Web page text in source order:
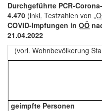
Durchgeführte PCR-
4.470 (inkl. Testzahlen von „
COVID-Impfungen in OÖ
21.04.2022
(vorl. Wohnbevölkerung
geimpfte Personen